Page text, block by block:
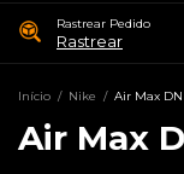
Rastrear Pedido
Rastrear
Início / Nike / Air Max DN
Air Max